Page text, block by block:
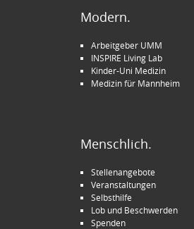
Modern.
Arbeitgeber UMM
INSPIRE Living Lab
Kinder-Uni Medizin
Medizin für Mannheim
Menschlich.
Stellenangebote
Veranstaltungen
Selbsthilfe
Lob und Beschwerden
Spenden